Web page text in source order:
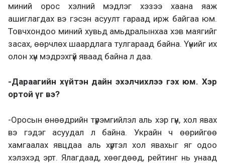
миний орос хэлний мэдлэг хэзээ хаана яаж
ашиглагдах вэ гэсэн асуулт гараад ирж байгаа юм.
Товчхондоо миний хувьд амьдралынхаа хэв маягийг
засах, өөрчлөх шаардлага тулгараад байна. Үүнийг их
олон хүн мэдрэхгүй яваад байна л даа.
-Дараагийн хүйтэн дайн эхэлчихлээ гэх юм. Хэр
ортой үг вэ?
-Оросын өнөөдрийн түрэмгийлэл аль хэр гүн, хол явах
вэ гэдэг асуудал л байна. Украйн ч өөрийгөө
хамгаалах явцдаа аль хүртэл хол явахыг яг одоо
хэлэхэд эрт. Ялагдаад, хөөгдөөд, рейтинг нь унаад